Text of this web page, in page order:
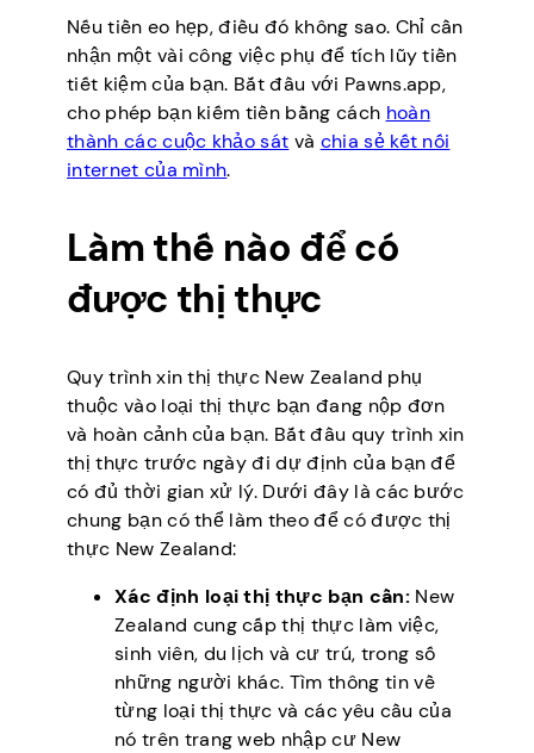
Nếu tiền eo hẹp, điều đó không sao. Chỉ cần
nhận một vài công việc phụ để tích lũy tiền
tiết kiệm của bạn. Bắt đầu với Pawns.app,
cho phép bạn kiếm tiền bằng cách hoàn
thành các cuộc khảo sát và chia sẻ kết nối
internet của mình.
Làm thế nào để có
được thị thực
Quy trình xin thị thực New Zealand phụ
thuộc vào loại thị thực bạn đang nộp đơn
và hoàn cảnh của bạn. Bắt đầu quy trình xin
thị thực trước ngày đi dự định của bạn để
có đủ thời gian xử lý. Dưới đây là các bước
chung bạn có thể làm theo để có được thị
thực New Zealand:
Xác định loại thị thực bạn cần: New
Zealand cung cấp thị thực làm việc,
sinh viên, du lịch và cư trú, trong số
những người khác. Tìm thông tin về
từng loại thị thực và các yêu cầu của
nó trên trang web nhập cư New